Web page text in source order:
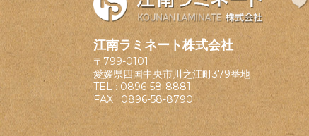
江南ラミネート株式会社
〒799-0101
愛媛県四国中央市川之江町379番地
TEL : 0896-58-8881
FAX : 0896-58-8790